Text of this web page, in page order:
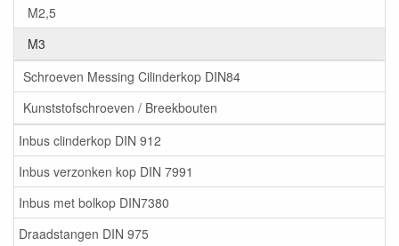
M2,5
M3
Schroeven Messing Cilinderkop DIN84
Kunststofschroeven / Breekbouten
Inbus clinderkop DIN 912
Inbus verzonken kop DIN 7991
Inbus met bolkop DIN7380
Draadstangen DIN 975